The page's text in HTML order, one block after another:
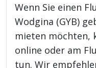
Wenn Sie einen
Wodgina (GYB)
mieten möchten,
online oder am
tun. Wir